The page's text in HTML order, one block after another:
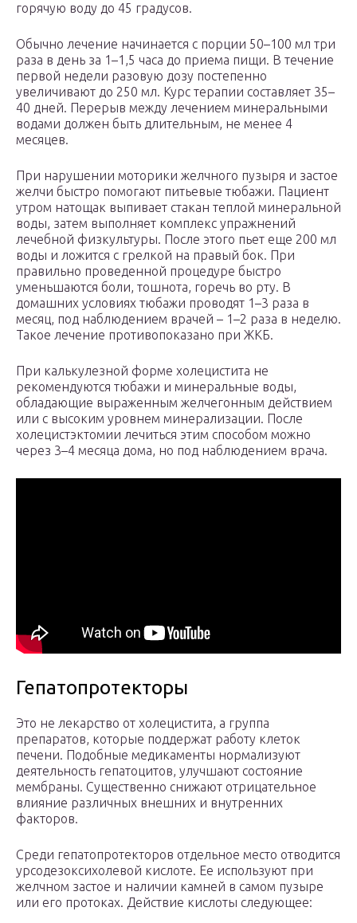
горячую воду до 45 градусов.
Обычно лечение начинается с порции 50–100 мл три
раза в день за 1–1,5 часа до приема пищи. В течение
первой недели разовую дозу постепенно
увеличивают до 250 мл. Курс терапии составляет 35–
40 дней. Перерыв между лечением минеральными
водами должен быть длительным, не менее 4
месяцев.
При нарушении моторики желчного пузыря и застое
желчи быстро помогают питьевые тюбажи. Пациент
утром натощак выпивает стакан теплой минеральной
воды, затем выполняет комплекс упражнений
лечебной физкультуры. После этого пьет еще 200 мл
воды и ложится с грелкой на правый бок. При
правильно проведенной процедуре быстро
уменьшаются боли, тошнота, горечь во рту. В
домашних условиях тюбажи проводят 1–3 раза в
месяц, под наблюдением врачей – 1–2 раза в неделю.
Такое лечение противопоказано при ЖКБ.
При калькулезной форме холецистита не
рекомендуются тюбажи и минеральные воды,
обладающие выраженным желчегонным действием
или с высоким уровнем минерализации. После
холецистэктомии лечиться этим способом можно
через 3–4 месяца дома, но под наблюдением врача.
Гепатопротекторы
Это не лекарство от холецистита, а группа
препаратов, которые поддержат работу клеток
печени. Подобные медикаменты нормализуют
деятельность гепатоцитов, улучшают состояние
мембраны. Существенно снижают отрицательное
влияние различных внешних и внутренних
факторов.
Среди гепатопротекторов отдельное место отводится
урсодезоксихолевой кислоте. Ее используют при
желчном застое и наличии камней в самом пузыре
или его протоках. Действие кислоты следующее: